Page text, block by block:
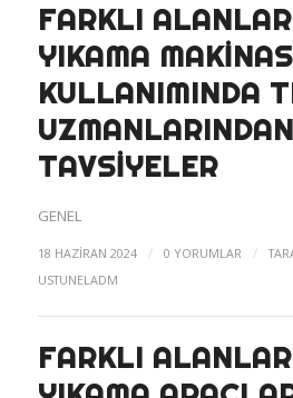
FARKLI
YIKAMA
KULLANIMINDA
UZMANLARINDAN
TAVSIYELER
GENEL
18 HAZIRAN 2024 / 0 YORUMLAR /
USTUNELADM
FARKLI